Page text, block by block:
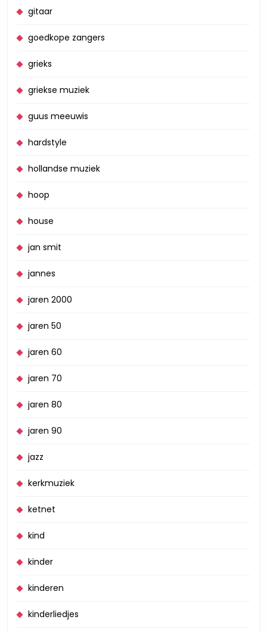
gitaar
goedkope zangers
grieks
griekse muziek
guus meeuwis
hardstyle
hollandse muziek
hoop
house
jan smit
jannes
jaren 2000
jaren 50
jaren 60
jaren 70
jaren 80
jaren 90
jazz
kerkmuziek
ketnet
kind
kinder
kinderen
kinderliedjes